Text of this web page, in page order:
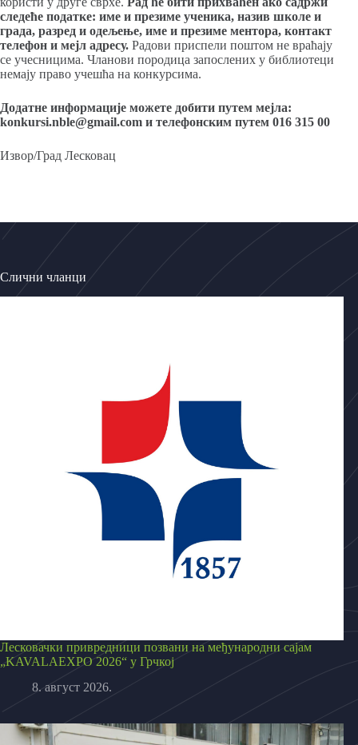
следеће податке: име и презиме ученика, назив школе и
града, разред и одељење, име и презиме ментора, контакт
телефон и мејл адресу. Радови приспели поштом не враћају
се учесницима. Чланови породица запослених у библиотеци
немају право учешћа на конкурсима.
Додатне информације можете добити путем мејла:
konkursi.nble@gmail.com и телефонским путем 016 315 00
Извор/Град Лесковац
Слични чланци
Лесковачки привредници позвани на међународни сајам
„KAVALAEXPO 2026“ у Грчкој
8. август 2026.